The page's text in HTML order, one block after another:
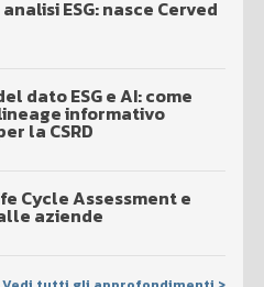
ESG: nasce Cerved
dato ESG e AI: come
informativo
la CSRD
Cycle Assessment e
aziende